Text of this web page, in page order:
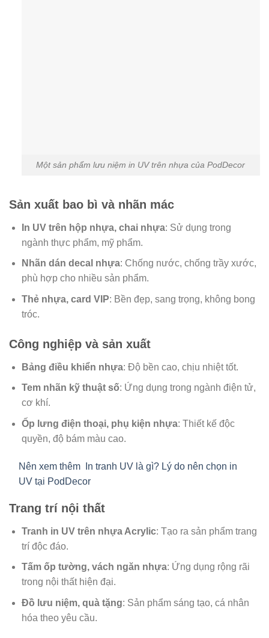
Một sản phẩm lưu niệm in UV trên nhựa của PodDecor
Sản xuất bao bì và nhãn mác
In UV trên hộp nhựa, chai nhựa: Sử dụng trong
ngành thực phẩm, mỹ phẩm.
Nhãn dán decal nhựa: Chống nước, chống trầy xước,
phù hợp cho nhiều sản phẩm.
Thẻ nhựa, card VIP: Bền đẹp, sang trọng, không bong
tróc.
Công nghiệp và sản xuất
Bảng điều khiển nhựa: Độ bền cao, chịu nhiệt tốt.
Tem nhãn kỹ thuật số: Ứng dụng trong ngành điện tử,
cơ khí.
Ốp lưng điện thoại, phụ kiện nhựa: Thiết kế độc
quyền, độ bám màu cao.
Nên xem thêm
In tranh UV là gì? Lý do nên chọn in
UV tại PodDecor
Trang trí nội thất
Tranh in UV trên nhựa Acrylic: Tạo ra sản phẩm trang
trí độc đáo.
Tấm ốp tường, vách ngăn nhựa: Ứng dụng rộng rãi
trong nội thất hiện đại.
Đồ lưu niệm, quà tặng: Sản phẩm sáng tạo, cá nhân
hóa theo yêu cầu.